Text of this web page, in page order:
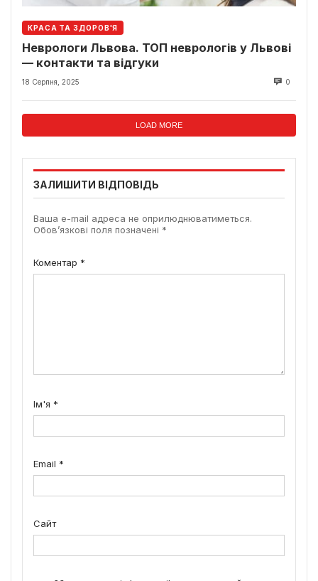
КРАСА ТА ЗДОРОВ'Я
Неврологи Львова. ТОП неврологів у Львові
— контакти та відгуки
18 Серпня, 2025 0
LOAD MORE
ЗАЛИШИТИ ВІДПОВІДЬ
Ваша e-mail адреса не оприлюднюватиметься.
Обов’язкові поля позначені *
Коментар *
Ім'я *
Email *
Сайт